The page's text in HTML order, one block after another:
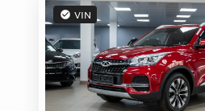
VIN